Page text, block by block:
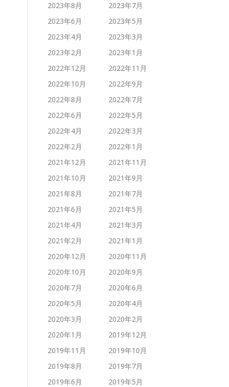
2023年8月
2023年7月
2023年6月
2023年5月
2023年4月
2023年3月
2023年2月
2023年1月
2022年12月
2022年11月
2022年10月
2022年9月
2022年8月
2022年7月
2022年6月
2022年5月
2022年4月
2022年3月
2022年2月
2022年1月
2021年12月
2021年11月
2021年10月
2021年9月
2021年8月
2021年7月
2021年6月
2021年5月
2021年4月
2021年3月
2021年2月
2021年1月
2020年12月
2020年11月
2020年10月
2020年9月
2020年7月
2020年6月
2020年5月
2020年4月
2020年3月
2020年2月
2020年1月
2019年12月
2019年11月
2019年10月
2019年8月
2019年7月
2019年6月
2019年5月